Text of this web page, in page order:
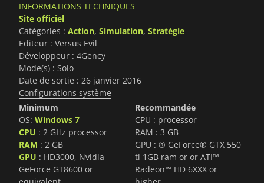
INFORMATIONS TECHNIQUES
Site officiel
Catégories : Action, Simulation, Stratégie
Editeur : Versus Evil
Développeur : 4Gency
Mode(s) : Solo
Date de sortie : 26 janvier 2016
Configurations système
Minimum
OS: Windows 7
CPU : 2 GHz processor
RAM : 2 GB
GPU : HD3000, Nvidia
GeForce GT8600 or
Recommandée
CPU : processor
RAM : 3 GB
GPU : ® GeForce® GTX 550
ti 1GB ram or or ATI™
Radeon™ HD 6XXX or